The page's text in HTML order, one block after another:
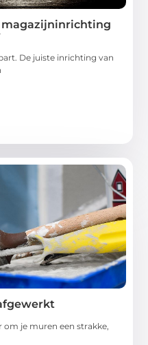
magazijninrichting
De juiste inrichting van
om je muren een strakke,